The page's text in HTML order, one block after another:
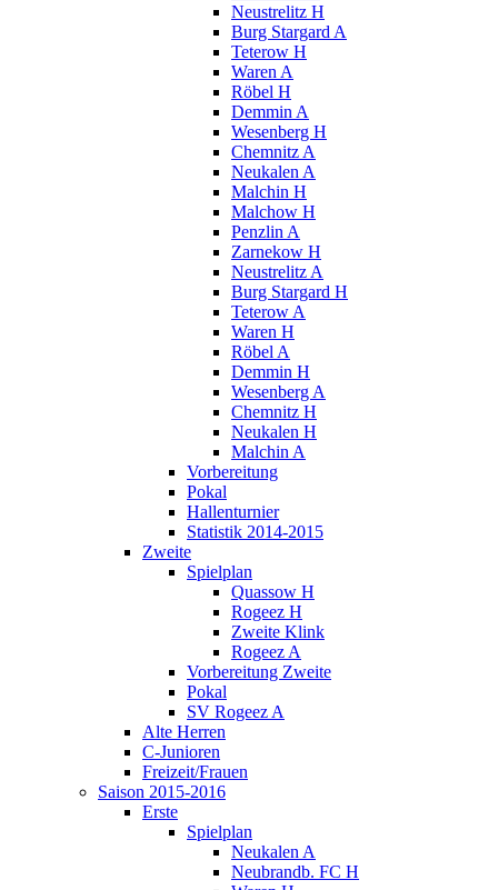
Neustrelitz H
Burg Stargard A
Teterow H
Waren A
Röbel H
Demmin A
Wesenberg H
Chemnitz A
Neukalen A
Malchin H
Malchow H
Penzlin A
Zarnekow H
Neustrelitz A
Burg Stargard H
Teterow A
Waren H
Röbel A
Demmin H
Wesenberg A
Chemnitz H
Neukalen H
Malchin A
Vorbereitung
Pokal
Hallenturnier
Statistik 2014-2015
Zweite
Spielplan
Quassow H
Rogeez H
Zweite Klink
Rogeez A
Vorbereitung Zweite
Pokal
SV Rogeez A
Alte Herren
C-Junioren
Freizeit/Frauen
Saison 2015-2016
Erste
Spielplan
Neukalen A
Neubrandb. FC H